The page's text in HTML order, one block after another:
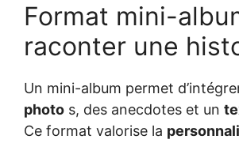
Format mini-
raconter une
Un mini-album permet
photo s, des anecdotes et un
Ce format valorise la